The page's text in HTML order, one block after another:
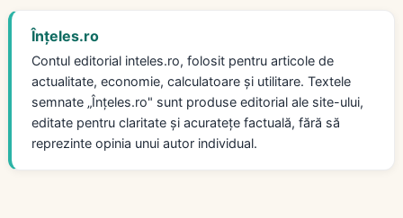
Înțeles.ro
Contul editorial inteles.ro, folosit pentru articole de
actualitate, economie, calculatoare și utilitare. Textele
semnate „Înțeles.ro" sunt produse editorial ale site-ului,
editate pentru claritate și acuratețe factuală, fără să
reprezinte opinia unui autor individual.